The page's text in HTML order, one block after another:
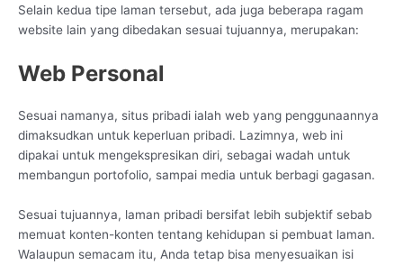
Selain kedua tipe laman tersebut, ada juga beberapa ragam
website lain yang dibedakan sesuai tujuannya, merupakan:
Web Personal
Sesuai namanya, situs pribadi ialah web yang penggunaannya
dimaksudkan untuk keperluan pribadi. Lazimnya, web ini
dipakai untuk mengekspresikan diri, sebagai wadah untuk
membangun portofolio, sampai media untuk berbagi gagasan.
Sesuai tujuannya, laman pribadi bersifat lebih subjektif sebab
memuat konten-konten tentang kehidupan si pembuat laman.
Walaupun semacam itu, Anda tetap bisa menyesuaikan isi